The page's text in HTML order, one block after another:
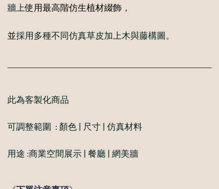
牆上使用最高階仿生植材綴飾，
並採用多種不同仿真草皮加上木與藤構圖。
此為客製化商品
可調整範圍 : 顏色 | 尺寸 | 仿真材料
用途 :商業空間展示 | 餐廳 | 網美牆